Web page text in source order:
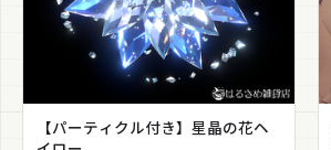
【パーティクル付き】星晶の花ヘ